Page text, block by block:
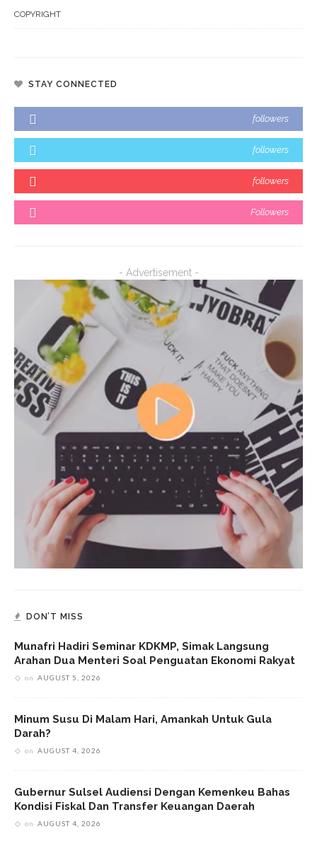
COPYRIGHT
STAY CONNECTED
followers
followers
followers
Followers
- Advertisement -
DON’T MISS
Munafri Hadiri Seminar KDKMP, Simak Langsung
Arahan Dua Menteri Soal Penguatan Ekonomi Rakyat
on AUGUST 5, 2026
Minum Susu Di Malam Hari, Amankah Untuk Gula
Darah?
on AUGUST 4, 2026
Gubernur Sulsel Audiensi Dengan Kemenkeu Bahas
Kondisi Fiskal Dan Transfer Keuangan Daerah
on AUGUST 4, 2026